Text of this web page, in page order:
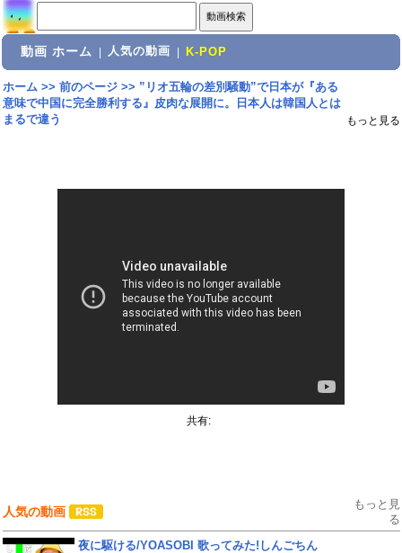
動画 ホーム 人気の動画 K-POP
ホーム>> 前のページ>> ”リオ五輪の差別騒動”で日本が『ある
意味で中国に完全勝利する』皮肉な展開に。日本人は韓国人とは
まるで違う
もっと見る
共有:
人気の動画
もっと見
る
夜に駆ける/YOASOBI 歌ってみた!しんごちん